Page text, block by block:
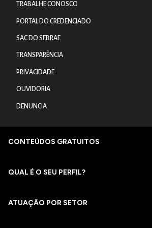
TRABALHE CONOSCO
PORTAL DO CREDENCIADO
SAC DO SEBRAE
TRANSPARÊNCIA
PRIVACIDADE
OUVIDORIA
DENUNCIA
CONTEÚDOS GRATUITOS
QUAL É O SEU PERFIL?
ATUAÇÃO POR SETOR